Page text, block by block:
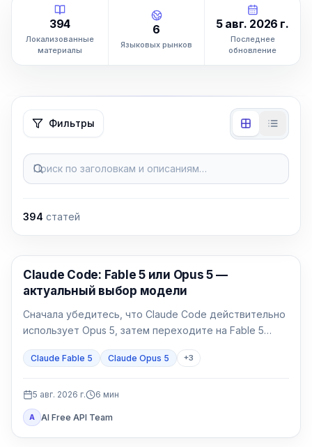
394
Локализованные
материалы
6
Языковых рынков
5 авг. 2026 г.
Последнее
обновление
Фильтры
Поиск по заголовкам и описаниям…
394 статей
Claude Code
Claude Code: Fable 5 или Opus 5 —
актуальный выбор модели
Сначала убедитесь, что Claude Code действительно
использует Opus 5, затем переходите на Fable 5
Claude Fable 5 Claude Opus 5 +3
5 авг. 2026 г. 6 мин
A AI Free API Team